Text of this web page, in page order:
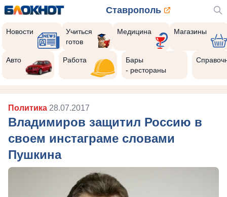
Ставрополь
Новости
Учиться
готов
Медицина Магазины
Авто Работа
Бары
- рестораны
Политика 28.07.2017
Владимиров защитил Россию в
своем инстаграме словами
Пушкина